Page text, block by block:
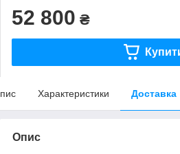
52 800 ₴
Характеристики Доставка
Опис